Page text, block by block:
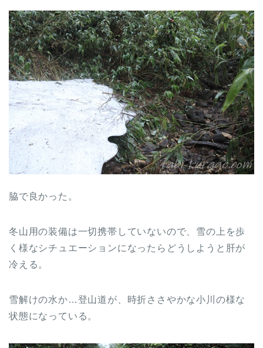
脇で良かった。
冬山用の装備は一切携帯していないので、雪の上を歩
く様なシチュエーションになったらどうしようと肝が
冷える。
雪解けの水か…登山道が、時折ささやかな小川の様な
状態になっている。